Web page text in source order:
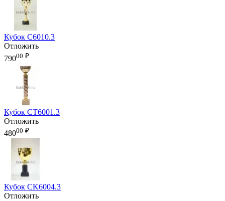
Кубок C6010.3
Отложить
79000 ₽
Кубок CT6001.3
Отложить
48000 ₽
Кубок CK6004.3
Отложить